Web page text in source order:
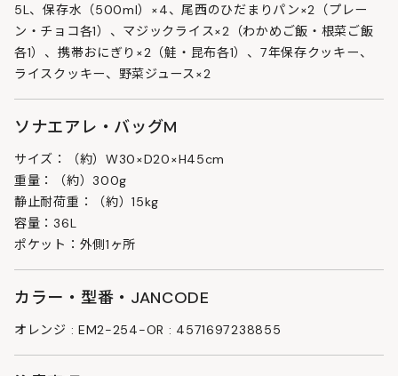
5L、保存水（500ml）×4、尾西のひだまりパン×2（プレー
ン・チョコ各1）、マジックライス×2（わかめご飯・根菜ご飯
各1）、携帯おにぎり×2（鮭・昆布各1）、7年保存クッキー、
ライスクッキー、野菜ジュース×2
ソナエアレ・バッグM
サイズ：（約）W30×D20×H45cm
重量：（約）300g
静止耐荷重：（約）15kg
容量：36L
ポケット：外側1ヶ所
カラー・型番・JANCODE
オレンジ : EM2-254-OR : 4571697238855